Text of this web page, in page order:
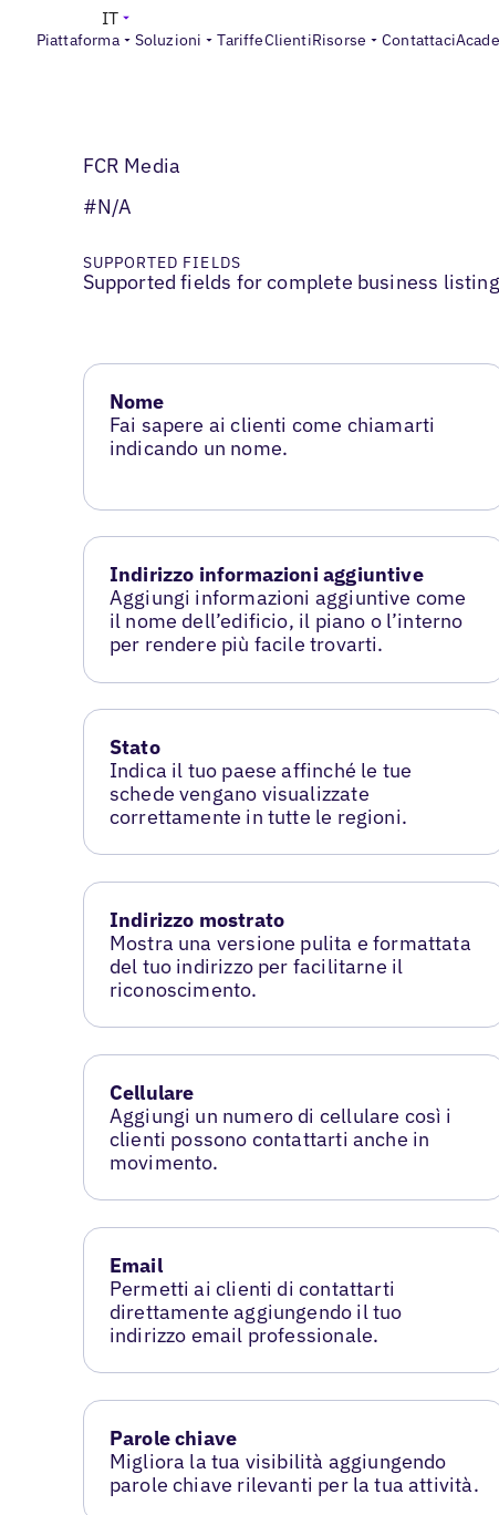
Piattaforma Soluzioni TariffeClientiRisorse Contattaci
IT
FCR Media
#N/A
SUPPORTED FIELDS
Supported fields for complete business
Nome
Fai sapere ai clienti come chiamarti
indicando un nome.
Indirizzo informazioni aggiuntive
Aggiungi informazioni aggiuntive come
il nome dell’edificio, il piano o l’interno
per rendere più facile trovarti.
Stato
Indica il tuo paese affinché le tue
schede vengano visualizzate
correttamente in tutte le regioni.
Indirizzo mostrato
Mostra una versione pulita e formattata
del tuo indirizzo per facilitarne il
riconoscimento.
Cellulare
Aggiungi un numero di cellulare così i
clienti possono contattarti anche in
movimento.
Email
Permetti ai clienti di contattarti
direttamente aggiungendo il tuo
indirizzo email professionale.
Parole chiave
Migliora la tua visibilità aggiungendo
parole chiave rilevanti per la tua attività.